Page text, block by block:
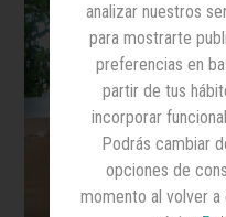
analizar nuestros
para mostrarte
preferencias en
partir de tus
incorporar
Podrás cambiar
opciones de
momento al volver